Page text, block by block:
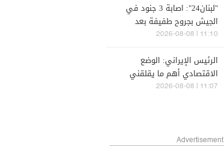
"لبنان24": اصابة 3 جنود في
الجيش بجروح طفيفة بعد
انفجار صاعق أثناء عملهم على
الغربية
11:10 | 2026-08-08
الرئيس الإيراني: الوضع
الاقتصادي أهم ما يقلقني
في ظروف اللا حرب واللا سلم
11:07 | 2026-08-08
Advertisement